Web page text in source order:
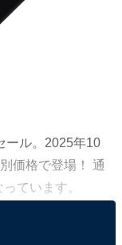
ール。2025年10
価格で登場！ 通
ています。
されているの